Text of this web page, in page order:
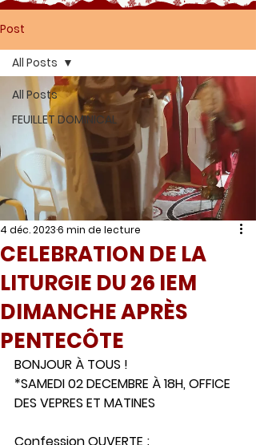
Post
All Posts
FEUILLET DOMINICAL
All Posts
CELEBRATION DE LA
LITURGIE DU 26 IEM
DIMANCHE APRÈS
PENTECÔTE
4 déc. 20236 min de lecture
BONJOUR À TOUS !
*SAMEDI 02 DECEMBRE À 18H, OFFICE
DES VEPRES ET MATINES
Confession OUVERTE ;